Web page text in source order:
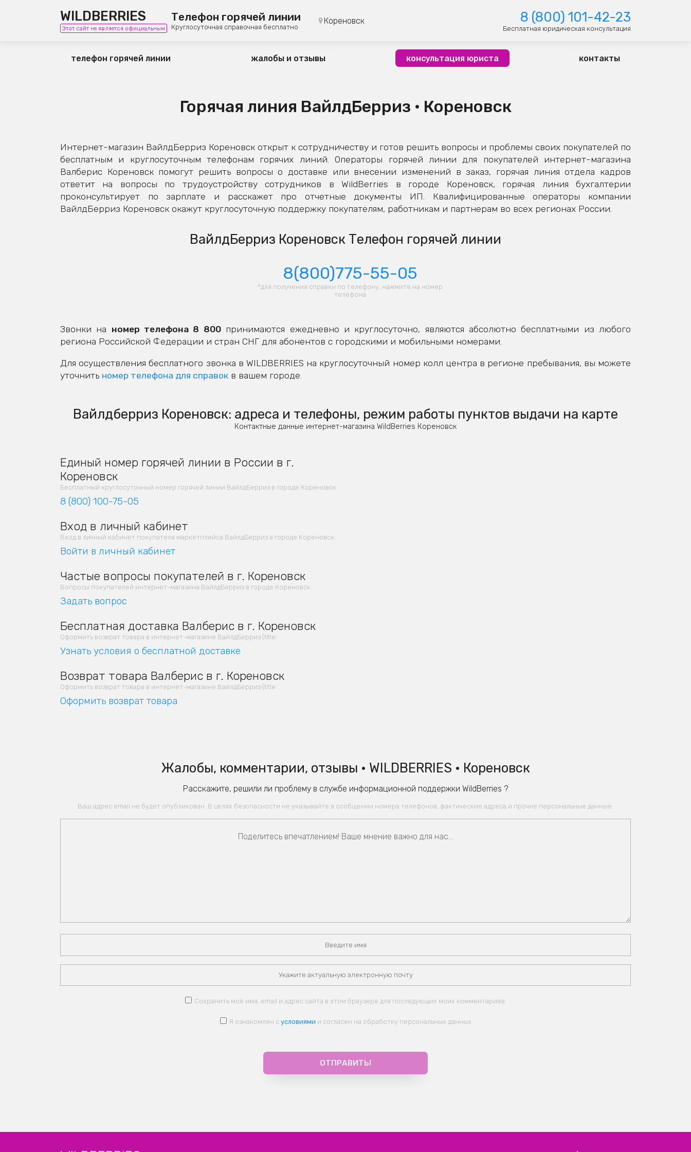
WILDBERRIES
Этот сайт не является официальным
Телефон горячей линии
Круглосуточная справочная бесплатно
Кореновск 8 (800) 101-42-23
Бесплатная юридическая консультация
телефон горячей линии жалобы и отзывы консультация юриста контакты
Горячая линия ВайлдБерриз • Кореновск
Интернет-магазин ВайлдБерриз Кореновск открыт к сотрудничеству и готов решить вопросы и проблемы своих покупателей по
бесплатным и круглосуточным телефонам горячих линий. Операторы горячей линии для покупателей интернет-магазина
Валберис Кореновск помогут решить вопросы о доставке или внесении изменений в заказ, горячая линия отдела кадров
ответит на вопросы по трудоустройству сотрудников в WildBerries в городе Кореновск, горячая линия бухгалтерии
проконсультирует по зарплате и расскажет про отчетные документы ИП. Квалифицированные операторы компании
ВайлдБерриз Кореновск окажут круглосуточную поддержку покупателям, работникам и партнерам во всех регионах России.
ВайлдБерриз Кореновск Телефон горячей линии
8(800)775-55-05
*для получения справки по телефону, нажмите на номер
телефона
Звонки на номер телефона 8 800принимаются ежедневно и круглосуточно, являются абсолютно бесплатными из любого
региона Российской Федерации и стран СНГ для абонентов с городскими и мобильными номерами.
Для осуществления бесплатного звонка в WILDBERRIES на круглосуточный номер колл центра в регионе пребывания, вы можете
уточнить номер телефона для справок в вашем городе.
Вайлдберриз Кореновск: адреса и телефоны, режим работы пунктов выдачи на карте
Контактные данные интернет-магазина WildBerries Кореновск
Единый номер горячей линии в России в г.
Кореновск
Бесплатный круглосуточный номер горячей линии ВайлдБерриз в городе Кореновск:
8 (800) 100-75-05
Вход в личный кабинет
Вход в личный кабинет покупателя маркетплейса ВайлдБерриз в городе Кореновск:
Войти в личный кабинет
Частые вопросы покупателей в г. Кореновск
Вопросы покупателей интернет-магазина ВайлдБерриз в городе Кореновск:
Задать вопрос
Бесплатная доставка Валберис в г. Кореновск
Оформить возврат товара в интернет-магазине ВайлдБерриз {title:
Узнать условия о бесплатной доставке
Возврат товара Валберис в г. Кореновск
Оформить возврат товара в интернет-магазине ВайлдБерриз {title:
Оформить возврат товара
Жалобы, комментарии, отзывы • WILDBERRIES • Кореновск
Расскажите, решили ли проблему в службе информационной поддержки WildBerries ?
Ваш адрес email не будет опубликован. В целях безопасности не указывайте в сообщении номера телефонов, фактические адреса и прочие персональные данные.
Сохранить моё имя, email и адрес сайта в этом браузере для последующих моих комментариев.
Я ознакомлен с условиями и согласен на обработку персональных данных